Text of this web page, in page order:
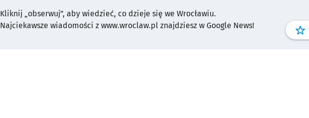
Kliknij „obserwuj”, aby wiedzieć, co dzieje się we Wrocławiu.
Najciekawsze wiadomości z www.wroclaw.pl znajdziesz w Google News!